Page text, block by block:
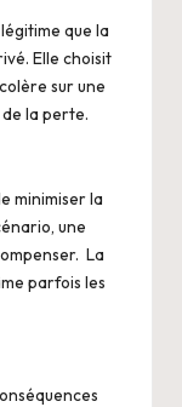
que la
Elle choisit
sur une
la perte.
minimiser la
une
La
parfois les